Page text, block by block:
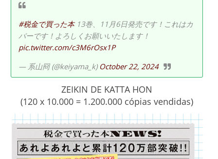
#税金で買った本13巻、11月6日発売です！これはカ
バーです！よろしくお願いいたします！
pic.twitter.com/c3M6rOsx1P
— 系山冏 (@keiyama_k) October 22, 2024
ZEIKIN DE KATTA HON
(120 x 10.000 = 1.200.000 cópias vendidas)